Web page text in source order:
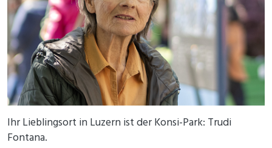
Ihr Lieblingsort in Luzern ist der Konsi-Park: Trudi
Fontana.